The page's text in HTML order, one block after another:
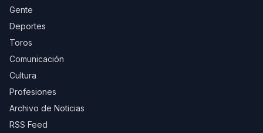
Gente
Deportes
Toros
Comunicación
Cultura
Profesiones
Archivo de Noticias
RSS Feed